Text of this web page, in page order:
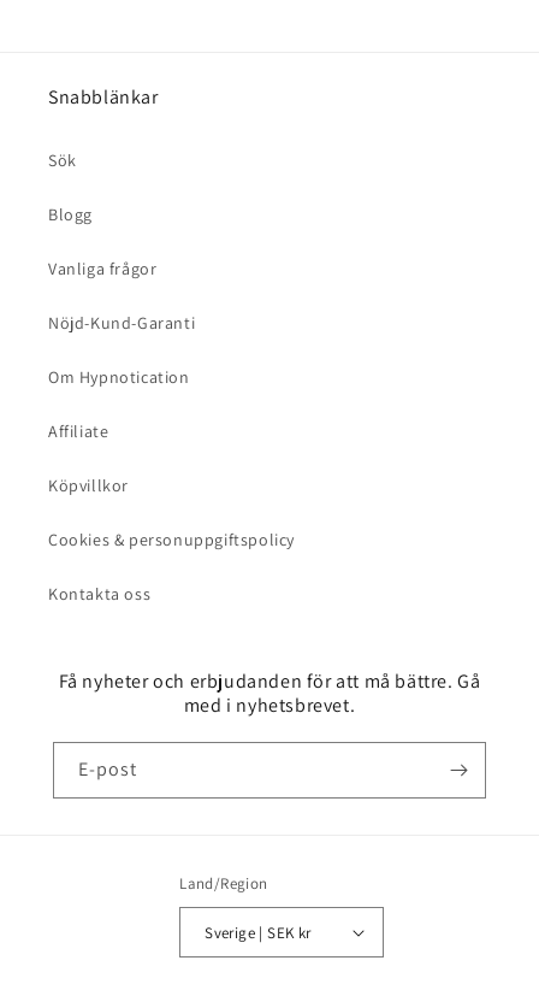
Snabblänkar
Sök
Blogg
Vanliga frågor
Nöjd-Kund-Garanti
Om Hypnotication
Affiliate
Köpvillkor
Cookies & personuppgiftspolicy
Kontakta oss
Få nyheter och erbjudanden för att må bättre. Gå
med i nyhetsbrevet.
E-post
Land/Region
Sverige | SEK kr